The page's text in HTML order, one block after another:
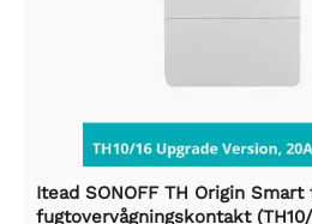
Itead SONOFF TH Origin
fugtovervågningskontakt